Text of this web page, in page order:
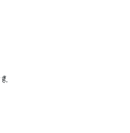
हैं.